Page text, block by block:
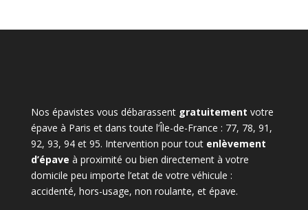
Nos épavistes vous débarassent gratuitement votre
épave à Paris et dans toute l’Île-de-France : 77, 78, 91,
92, 93, 94 et 95. Intervention pour tout enlèvement
d’épave à proximité ou bien directement à votre
domicile peu importe l’etat de votre véhicule :
accidenté, hors-usage, non roulante, et épave.